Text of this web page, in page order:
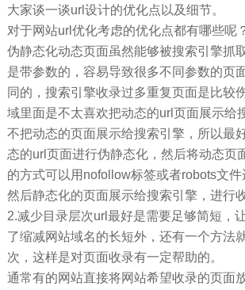
大家谈一谈url设计的优化点以及细节。
对于网站url优化考虑的优化点都有哪些呢
伪静态化动态页面虽然能够被搜索引擎抓
是带参数的，容易导致很多不同参数的页
同的，搜索引擎收录过多重复页面是比较
域里面是不太喜欢把动态的url页面展示给
不把动态的页面展示给搜索引擎，所以最
态的url页面进行伪静态化，然后将动态页
的方式可以用nofollow标签或者robots文件
然后静态化的页面展示给搜索引擎，进行
2.减少目录层次url最好是需要足够简短，
了缩减网站域名的长短外，还有一个方法
次，这样是对页面收录有一定帮助的。
通常有的网站直接将网站希望收录的页面